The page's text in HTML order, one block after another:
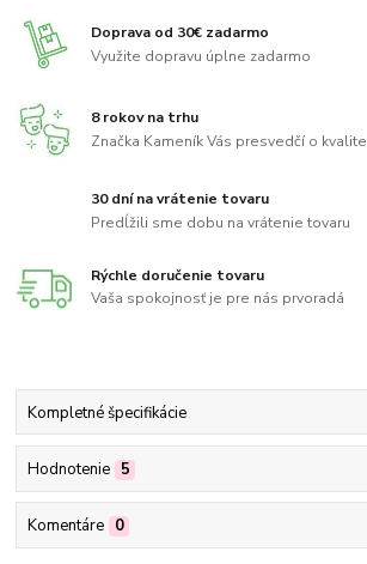
Doprava od 30€ zadarmo
Využite dopravu úplne zadarmo
8 rokov na trhu
Značka Kameník Vás presvedčí o kvalite
30 dní na vrátenie tovaru
Predĺžili sme dobu na vrátenie tovaru
Rýchle doručenie tovaru
Vaša spokojnosť je pre nás prvoradá
Kompletné špecifikácie
Hodnotenie 5
Komentáre 0